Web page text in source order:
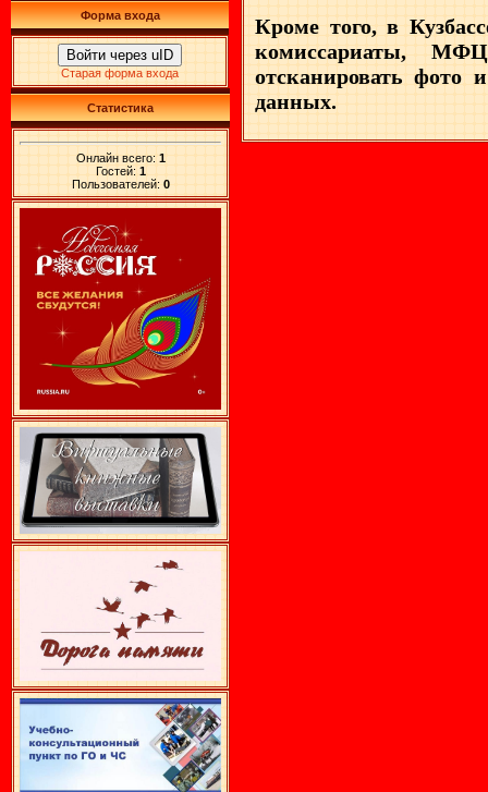
Форма входа
Войти через uID
Старая форма входа
Статистика
Онлайн всего: 1
Гостей: 1
Пользователей: 0
Кроме того, в
комиссариаты,
отсканировать фото
данных.